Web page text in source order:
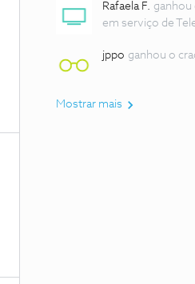
Rafaela F. ganhou
em serviço de
jppo ganhou o
Mostrar mais